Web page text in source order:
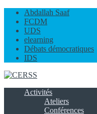
Abdallah Saaf
FCDM
UDS
elearning
Débats démocratiques
IDS
Activités
Ateliers
Conférences